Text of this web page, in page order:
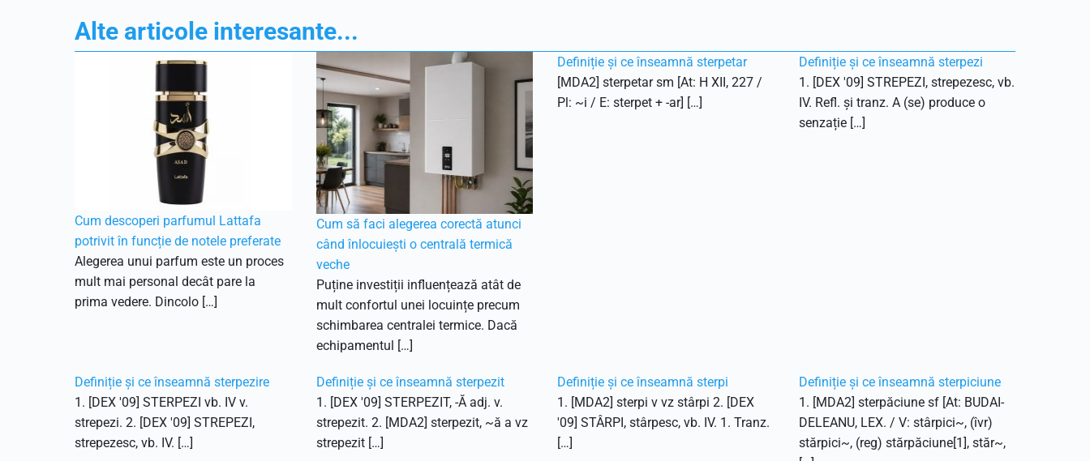
Alte articole interesante...
Cum descoperi parfumul Lattafa
potrivit în funcție de notele preferate
Alegerea unui parfum este un proces
mult mai personal decât pare la
prima vedere. Dincolo […]
Cum să faci alegerea corectă atunci
când înlocuiești o centrală termică
veche
Puține investiții influențează atât de
mult confortul unei locuințe precum
schimbarea centralei termice. Dacă
echipamentul […]
Definiție și ce înseamnă sterpetar
[MDA2] sterpetar sm [At: H XII, 227 /
Pl: ~i / E: sterpet + -ar] […]
Definiție și ce înseamnă sterpezi
1. [DEX '09] STREPEZI, strepezesc, vb.
IV. Refl. și tranz. A (se) produce o
senzație […]
Definiție și ce înseamnă sterpezire
1. [DEX '09] STERPEZI vb. IV v.
strepezi. 2. [DEX '09] STREPEZI,
strepezesc, vb. IV. […]
Definiție și ce înseamnă sterpezit
1. [DEX '09] STERPEZIT, -Ă adj. v.
strepezit. 2. [MDA2] sterpezit, ~ă a vz
strepezit […]
Definiție și ce înseamnă sterpi
1. [MDA2] sterpi v vz stârpi 2. [DEX
'09] STÂRPI, stârpesc, vb. IV. 1. Tranz.
[…]
Definiție și ce înseamnă sterpiciune
1. [MDA2] sterpăciune sf [At: BUDAI-
DELEANU, LEX. / V: stârpici~, (îvr)
stărpici~, (reg) stărpăciune[1], stăr~,